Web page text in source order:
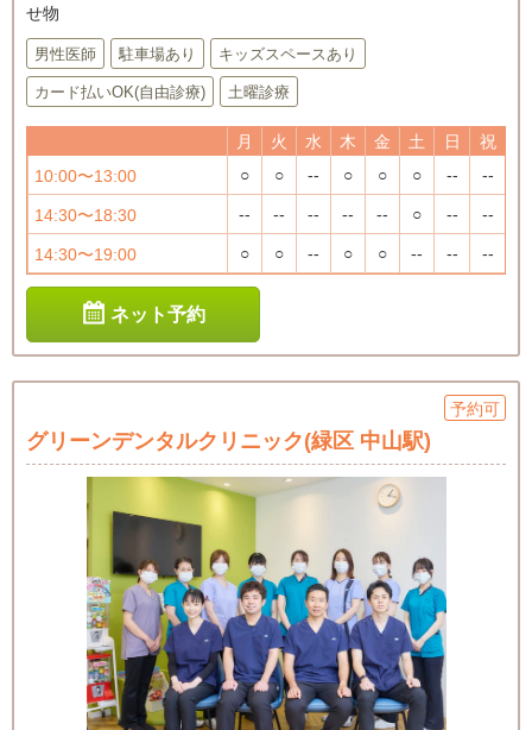
せ物
男性医師 駐車場あり キッズスペースあり
カード払いOK(自由診療) 土曜診療
月 火 水 木 金 土 日
祝
10:00〜13:00
○ ○ -- ○ ○ ○ -- --
14:30〜18:30 -- -- -- -- -- ○ -- --
14:30〜19:00 ○ ○ -- ○ ○ -- -- --
ネット予約
予約可
グリーンデンタルクリニック(緑区 中山駅)